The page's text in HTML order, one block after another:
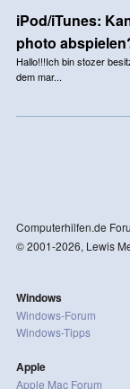
iPod/iTunes:
photo
Hallo!!!Ich bin stozer
dem mar...
Computerhilfen.de
© 2001-2026, Lewis
Windows
Windows-Forum
Windows-Tipps
Apple
Apple Mac Forum